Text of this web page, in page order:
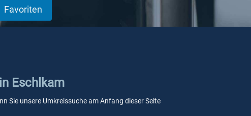
Favoriten
Eschlkam
Sie unsere Umkreissuche am Anfang dieser Seite